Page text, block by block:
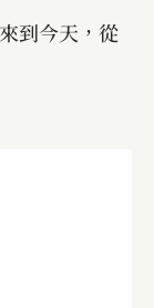
到今天，從